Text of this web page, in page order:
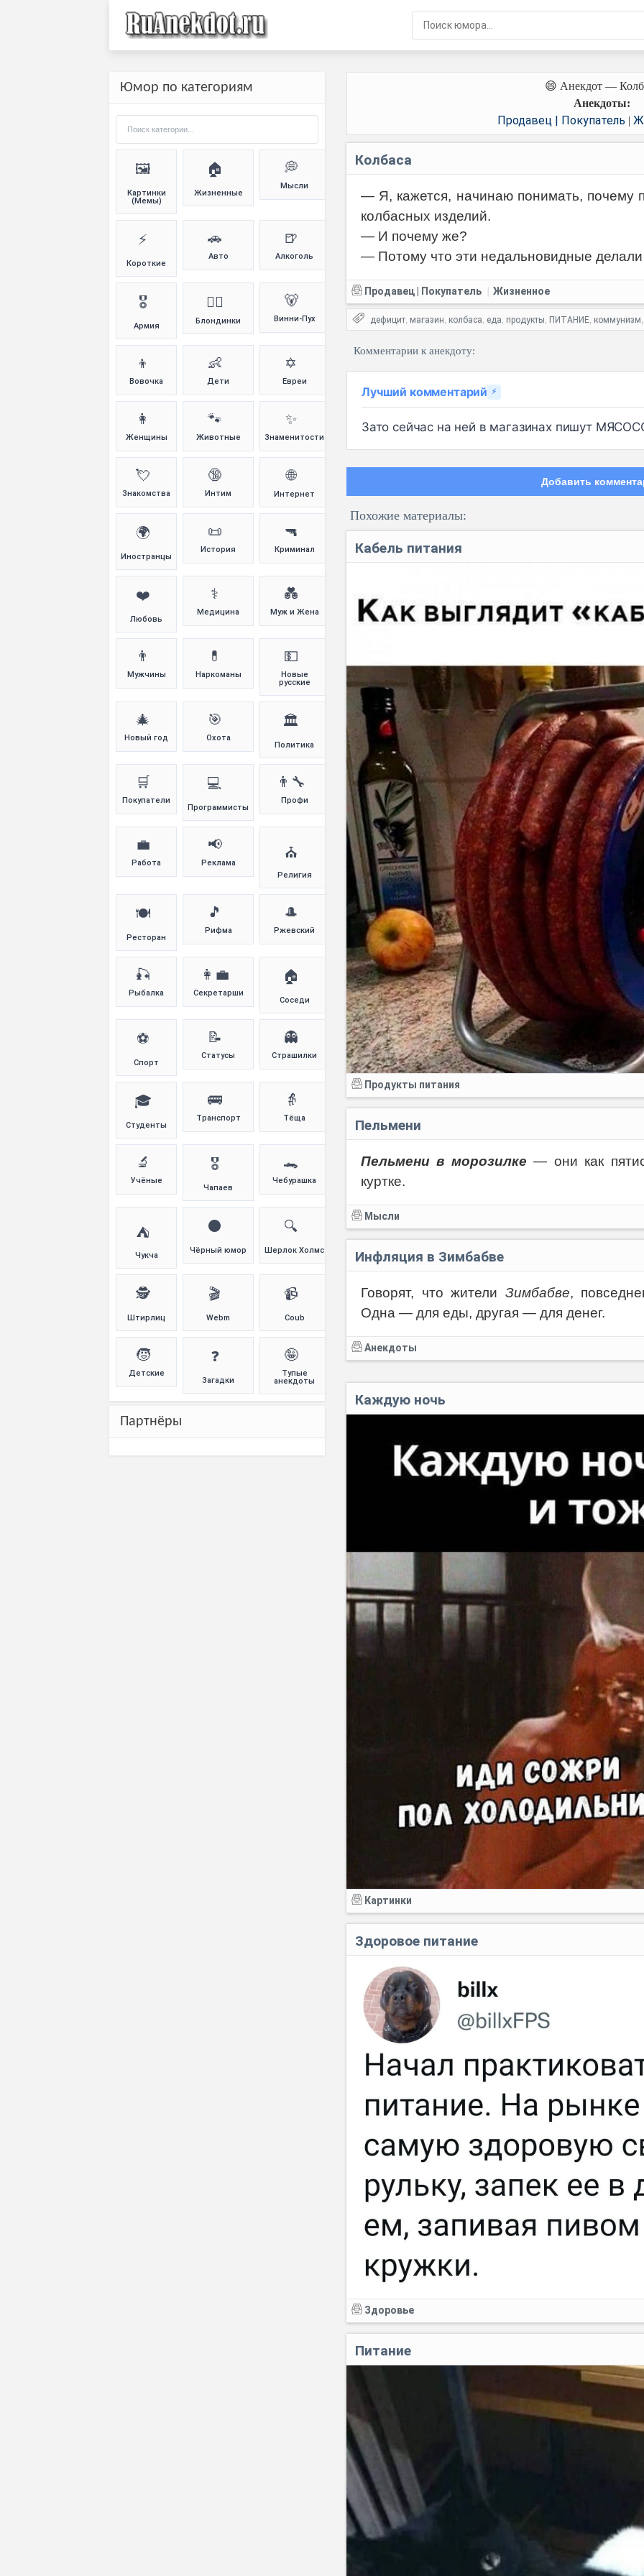
😄 Анекдот —
Анекдоты:
Продавец | Покупатель |
Колбаса
— Я, кажется, начинаю понимать, почему
колбасных изделий.
— И почему же?
— Потому что эти недальновидные
Продавец | Покупатель Жизненное
дефицит, магазин, колбаса, еда, продукты, ПИТАНИЕ, коммунизм
Комментарии к анекдоту:
Лучший комментарий ⚡
Зато сейчас на ней в магазинах пишут
Добавить
Код:
Похожие материалы:
Кабель питания
Продукты питания
Пельмени
Пельмени в морозилке — они как
куртке.
Мысли
Инфляция в Зимбабве
Говорят, что жители Зимбабве,
Одна — для еды, другая — для денег.
Анекдоты
Каждую ночь
Картинки
Здоровое питание
Здоровье
Питание
Юмор по категориям
🖼️
Картинки
(Мемы)
🏠
Жизненные
💭
Мысли
⚡
Короткие
🚗
Авто
🍺
Алкоголь
🎖️
Армия
👱‍♀️
Блондинки
🐻
Винни-Пух
👦
Вовочка
👶
Дети
✡️
Евреи
👩
Женщины
🐾
Животные
✨
Знаменитости
💘
Знакомства
🔞
Интим
🌐
Интернет
🌍
Иностранцы
📜
История
🔫
Криминал
❤️
Любовь
⚕️
Медицина
💑
Муж и Жена
👨
Мужчины
💊
Наркоманы
💵
Новые
русские
🎄
Новый год
🎯
Охота
🏛️
Политика
🛒
Покупатели
💻
Программисты
👨‍🔧
Профи
💼
Работа
📢
Реклама
⛪
Религия
🍽️
Ресторан
🎵
Рифма
🎩
Ржевский
🎣
Рыбалка
👩‍💼
Секретарши
🏠
Соседи
⚽
Спорт
📝
Статусы
👻
Страшилки
🎓
Студенты
🚌
Транспорт
👵
Тёща
🔬
Учёные
🎖️
Чапаев
🐊
Чебурашка
⛺
Чукча
⚫
Чёрный юмор
🔍
Шерлок Холмс
🕵️
Штирлиц
🎬
Webm
📹
Coub
🧒
Детские
❓
Загадки
🤪
Тупые
анекдоты
Партнёры